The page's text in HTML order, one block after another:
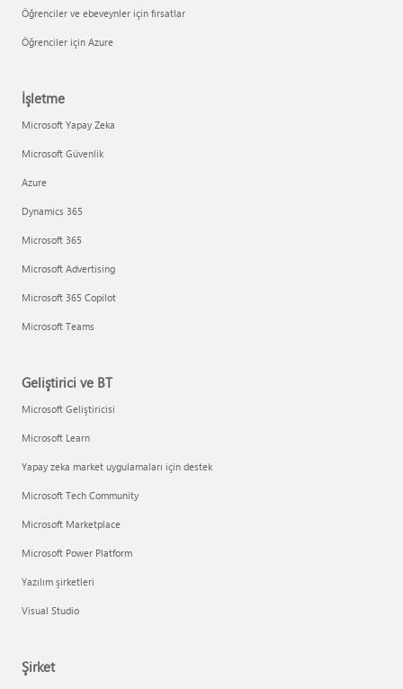
Öğrenciler ve ebeveynler için fırsatlar
Öğrenciler için Azure
İşletme
Microsoft Yapay Zeka
Microsoft Güvenlik
Azure
Dynamics 365
Microsoft 365
Microsoft Advertising
Microsoft 365 Copilot
Microsoft Teams
Geliştirici ve BT
Microsoft Geliştiricisi
Microsoft Learn
Yapay zeka market uygulamaları için destek
Microsoft Tech Community
Microsoft Marketplace
Microsoft Power Platform
Yazılım şirketleri
Visual Studio
Şirket